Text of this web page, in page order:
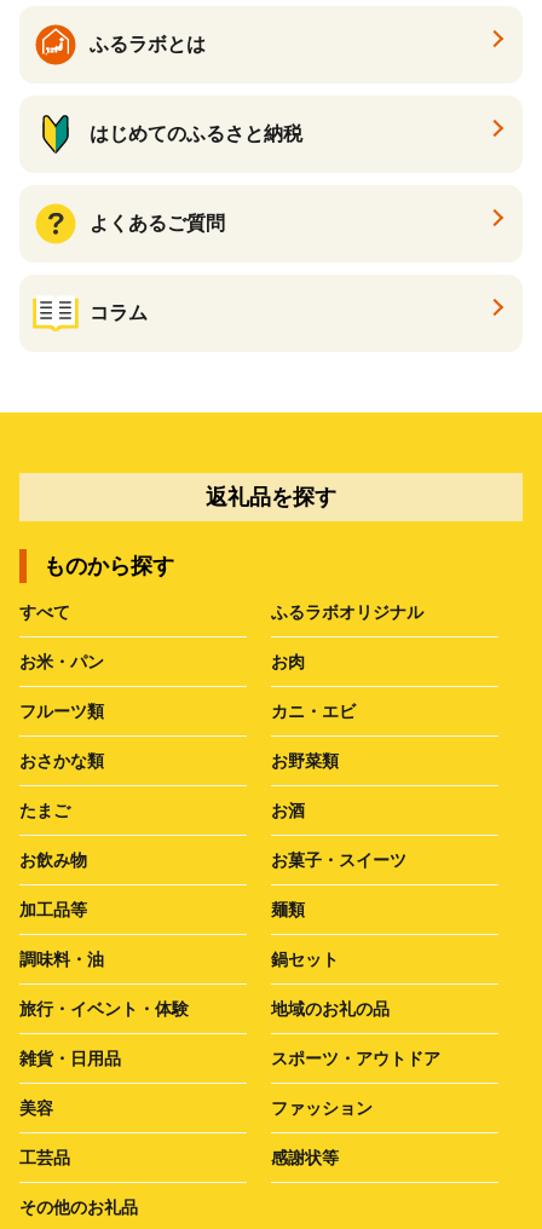
ふるラボとは
はじめてのふるさと納税
よくあるご質問
コラム
返礼品を探す
ものから探す
すべて ふるラボオリジナル
お米・パン お肉
フルーツ類 カニ・エビ
おさかな類 お野菜類
たまご お酒
お飲み物 お菓子・スイーツ
加工品等 麺類
調味料・油 鍋セット
旅行・イベント・体験 地域のお礼の品
雑貨・日用品 スポーツ・アウトドア
美容 ファッション
工芸品 感謝状等
その他のお礼品